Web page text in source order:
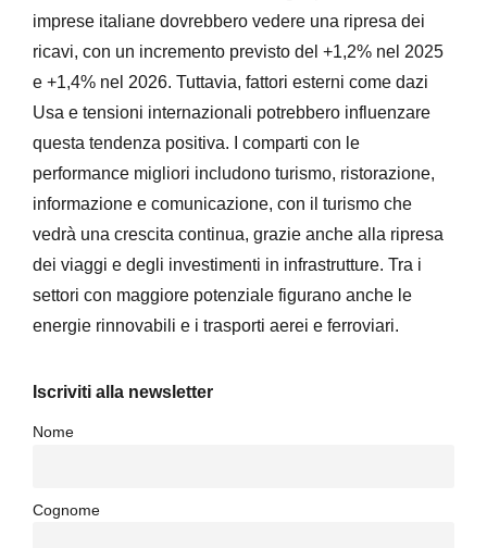
imprese italiane dovrebbero vedere una ripresa dei
ricavi, con un incremento previsto del +1,2% nel 2025
e +1,4% nel 2026. Tuttavia, fattori esterni come dazi
Usa e tensioni internazionali potrebbero influenzare
questa tendenza positiva. I comparti con le
performance migliori includono turismo, ristorazione,
informazione e comunicazione, con il turismo che
vedrà una crescita continua, grazie anche alla ripresa
dei viaggi e degli investimenti in infrastrutture. Tra i
settori con maggiore potenziale figurano anche le
energie rinnovabili e i trasporti aerei e ferroviari.
Iscriviti alla newsletter
Nome
Cognome